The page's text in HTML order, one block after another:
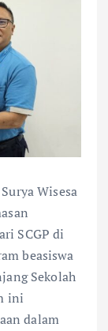
Wisesa
SCGP di
beasiswa
Sekolah
ini
dalam